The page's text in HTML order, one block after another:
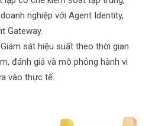
nghiệp với Agent Identity,
Gateway.
sát hiệu suất theo thời gian
đánh giá và mô phỏng hành vi
vào thực tế.